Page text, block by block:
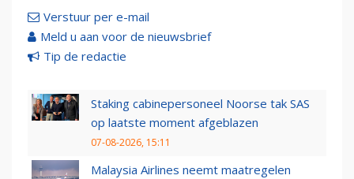
Verstuur per e-mail
Meld u aan voor de nieuwsbrief
Tip de redactie
Staking cabinepersoneel Noorse tak SAS
op laatste moment afgeblazen
07-08-2026, 15:11
Malaysia Airlines neemt maatregelen